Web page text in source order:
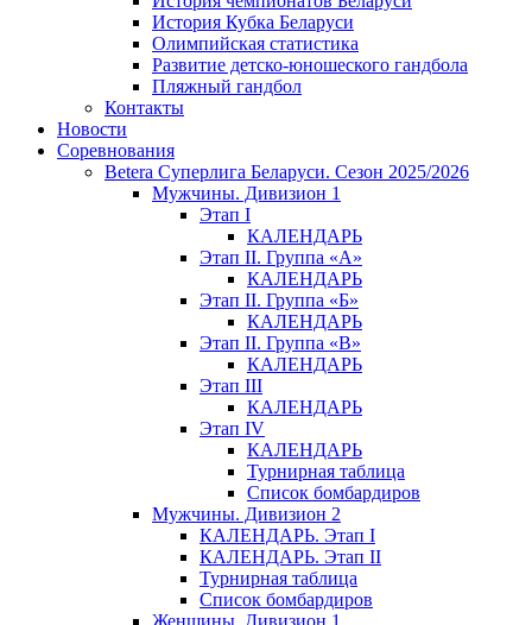
История Кубка Беларуси
Олимпийская статистика
Развитие детско-юношеского гандбола
Пляжный гандбол
Контакты
Новости
Соревнования
Betera Суперлига Беларуси. Сезон 2025/2026
Мужчины. Дивизион 1
Этап I
КАЛЕНДАРЬ
Этап II. Группа «А»
КАЛЕНДАРЬ
Этап II. Группа «Б»
КАЛЕНДАРЬ
Этап II. Группа «В»
КАЛЕНДАРЬ
Этап III
КАЛЕНДАРЬ
Этап IV
КАЛЕНДАРЬ
Турнирная таблица
Список бомбардиров
Мужчины. Дивизион 2
КАЛЕНДАРЬ. Этап I
КАЛЕНДАРЬ. Этап II
Турнирная таблица
Список бомбардиров
Женщины. Дивизион 1